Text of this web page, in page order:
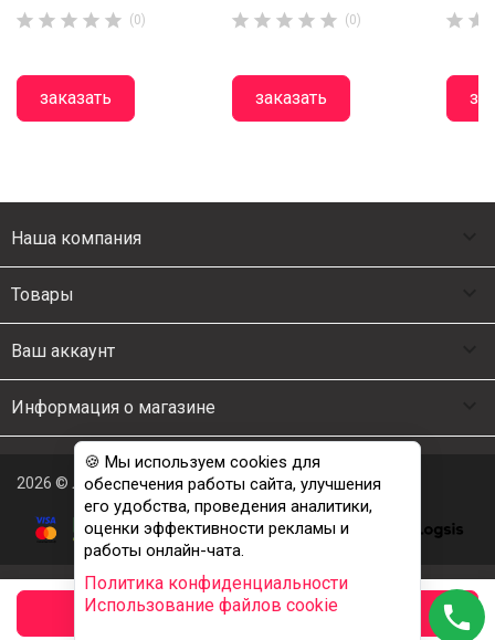
     (0)
заказать
     (0)
заказать
 
Наша компания
Товары
Ваш аккаунт
Информация о магазине
2026 © Люкс Постель
🍪 Мы используем cookies для
обеспечения работы сайта, улучшения
его удобства, проведения аналитики,
оценки эффективности рекламы и
работы онлайн-чата.
Политика конфиденциальности
Использование файлов cookie
phone
заказать